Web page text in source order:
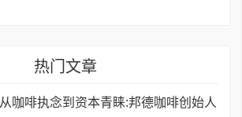
热门文章
从咖啡执念到资本青睐:邦德咖啡创始人